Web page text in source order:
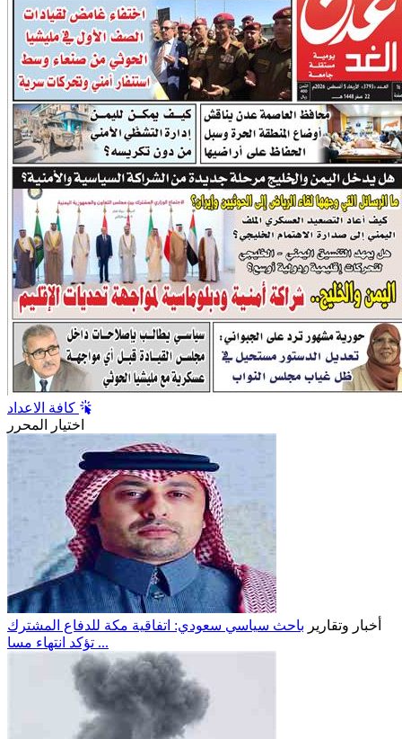
اختيار المحرر
أخبار وتقارير باحث سياسي سعودي: اتفاقية مكة للدفاع المشترك
تؤكد انتهاء مسا ...